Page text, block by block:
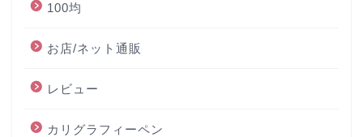
100均
お店/ネット通販
レビュー
カリグラフィーペン